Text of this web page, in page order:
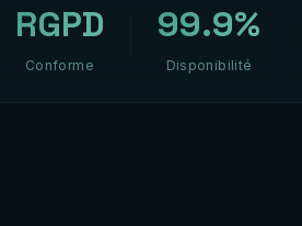
RGPD
Conforme
99.9%
Disponibilité